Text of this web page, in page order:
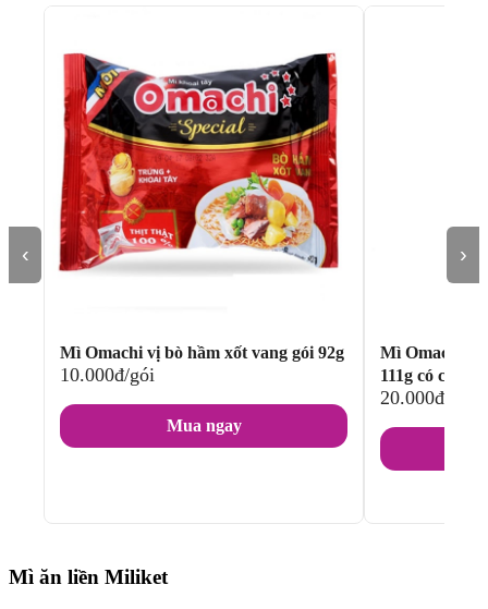
‹ ›
Mì Omachi vị bò hầm xốt vang gói 92g
10.000đ/gói
Mua ngay
Mì Omachi vị
111g có cây
20.000đ/ly
Mì ăn liền Miliket